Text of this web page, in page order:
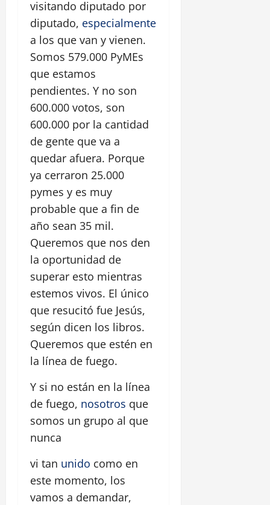
visitando diputado por
diputado, especialmente
a los que van y vienen.
Somos 579.000 PyMEs
que estamos
pendientes. Y no son
600.000 votos, son
600.000 por la cantidad
de gente que va a
quedar afuera. Porque
ya cerraron 25.000
pymes y es muy
probable que a fin de
año sean 35 mil.
Queremos que nos den
la oportunidad de
superar esto mientras
estemos vivos. El único
que resucitó fue Jesús,
según dicen los libros.
Queremos que estén en
la línea de fuego.
Y si no están en la línea
de fuego, nosotros que
somos un grupo al que
nunca
vi tan unido como en
este momento, los
vamos a demandar,